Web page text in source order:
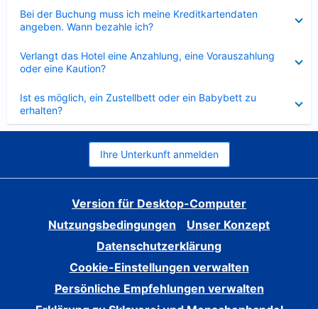
Bei der Buchung muss ich meine Kreditkartendaten
angeben. Wann bezahle ich?
Verlangt das Hotel eine Anzahlung, eine Vorauszahlung
oder eine Kaution?
Ist es möglich, ein Zustellbett oder ein Babybett zu
erhalten?
Ihre Unterkunft anmelden
Version für Desktop-Computer
Nutzungsbedingungen
Unser Konzept
Datenschutzerklärung
Cookie-Einstellungen verwalten
Persönliche Empfehlungen verwalten